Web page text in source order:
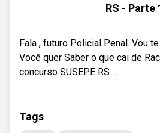
RS - Parte
Fala , futuro Policial Penal. Vou
Você quer Saber o que cai de
concurso SUSEPE RS ...
Tags